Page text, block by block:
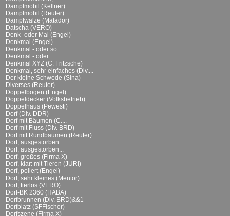
Dampfmobil (Kellner)
Dampfmobil (Reuter)
Dampfwalze (Matador)
Datscha (VERO)
Denk- oder Mal (Engel)
Denkmal (Engel)
Denkmal - oder so...
Denkmal - oder......
Denkmal XYZ (C. Fritzsche)
Denkmal, sehr einfaches (Div....
Der kleine Schwede (Sina)
Diverses (Reuter)
Doppelbogen (Engel)
Doppeldecker (Volksbetrieb)
Doppelhaus (Pewesti)
Dorf (Div. DDR)
Dorf mit Bäumen (C....
Dorf mit Fluss (Div. BRD)
Dorf mit Rundbäumen (Reuter)
Dorf, ausgestorben...
Dorf, ausgestorben...
Dorf, großes (Firma X)
Dorf, klar: mit Tieren (JURI)
Dorf, poliert (Engel)
Dorf, sehr kleines (Mentor)
Dorf, tierlos (VERO)
Dorf-BK 2360 (HABA)
Dorfbrunnen (Div. BRD)&&1
Dorfplatz (SFFischer)
Dorfszene (Firma X)